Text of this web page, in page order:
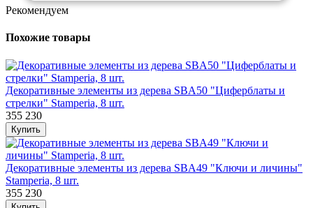
Рекомендуем
Похожие товары
Декоративные элементы из дерева SBA50 "Циферблаты и
стрелки" Stamperia, 8 шт.
355 230
Декоративные элементы из дерева SBA49 "Ключи и личины"
Stamperia, 8 шт.
355 230